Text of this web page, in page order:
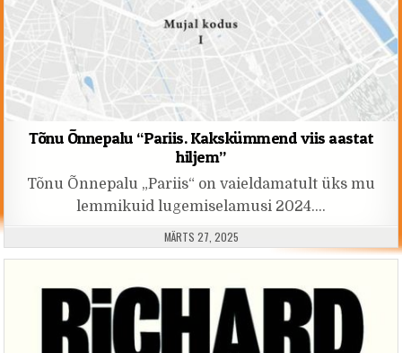
Tõnu Õnnepalu “Pariis. Kakskümmend viis aastat
hiljem”
Tõnu Õnnepalu „Pariis“ on vaieldamatult üks mu
lemmikuid lugemiselamusi 2024….
PUBLISHED DATE:
MÄRTS 27, 2025